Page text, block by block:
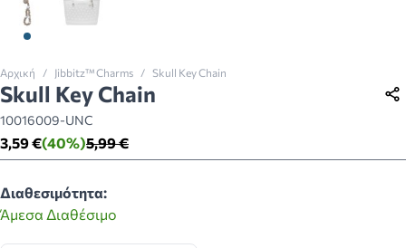
Αρχική / Jibbitz™ Charms / Skull Key Chain
Skull Key Chain
10016009-UNC
5,99 €
(40%)
3,59 €
Διαθεσιμότητα:
Άμεσα Διαθέσιμο